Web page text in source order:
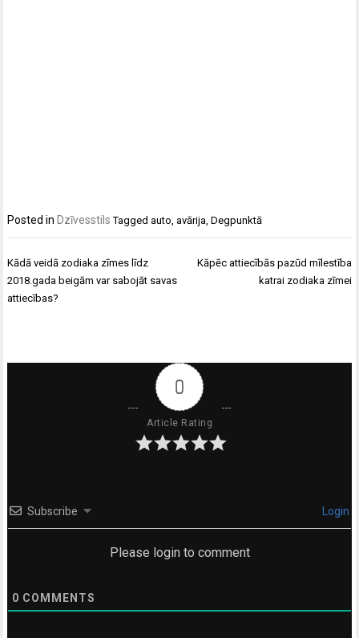
Posted in Dzīvesstils Taggedauto,avārija,Degpunktā
Ziņu
izvēlne
Kādā veidā zodiaka zīmes līdz
2018.gada beigām var sabojāt savas
attiecības?
Kāpēc attiecībās pazūd mīlestība
katrai zodiaka zīmei
0
Article Rating
Subscribe Login
Please login to comment
0 COMMENTS